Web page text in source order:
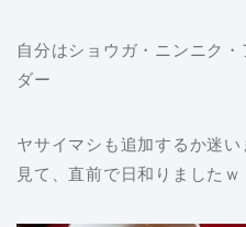
自分はショウガ・ニンニク
ダー
ヤサイマシも追加するか迷
見て、直前で日和りましたｗ